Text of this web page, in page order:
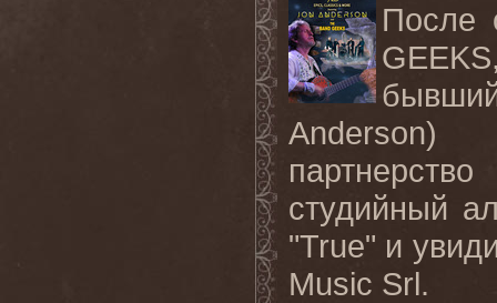
После
GEEKS
Anderson)
студийный
"True" и
Music Srl.